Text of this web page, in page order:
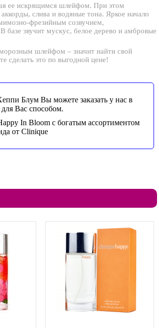
ее искрящимся шлейфом. При этом
слива и водяные тона. Яркое начало
фрезийным созвучием,
звучит мускус, белое дерево и амбровые
шлейфом – значит найти свой
сделать это по выгодной цене!
Блум Вы можете заказать у нас в
Вас способом.
In Bloom с богатым ассортиментом
от Clinique